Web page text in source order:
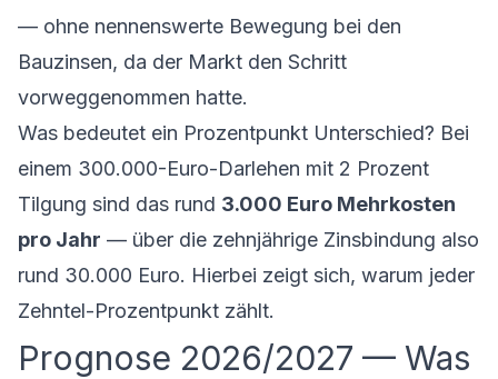
— ohne nennenswerte Bewegung bei den
Bauzinsen, da der Markt den Schritt
vorweggenommen hatte.
Was bedeutet ein Prozentpunkt Unterschied? Bei
einem 300.000-Euro-Darlehen mit 2 Prozent
Tilgung sind das rund 3.000 Euro Mehrkosten
pro Jahr — über die zehnjährige Zinsbindung also
rund 30.000 Euro. Hierbei zeigt sich, warum jeder
Zehntel-Prozentpunkt zählt.
Prognose 2026/2027 — Was